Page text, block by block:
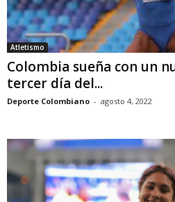
Atletismo
Colombia sueña con un
tercer día del...
Deporte Colombiano - agosto 4, 2022